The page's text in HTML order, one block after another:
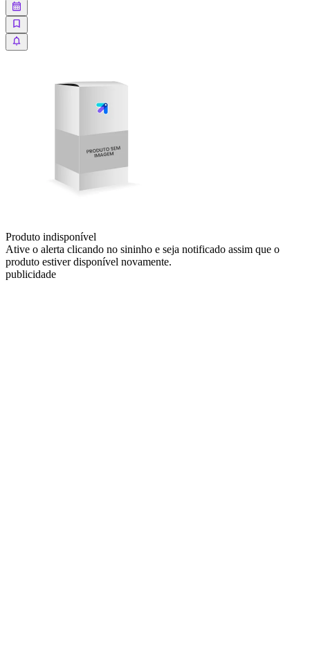
Produto indisponível
Ative o alerta clicando no sininho e seja notificado assim que o
produto estiver disponível novamente.
publicidade